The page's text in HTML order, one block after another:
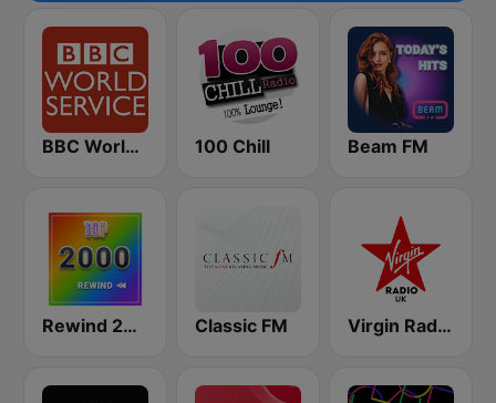
BBC World Service 100 Chill Beam FM
Rewind 2000's Classic FM Virgin Radio UK